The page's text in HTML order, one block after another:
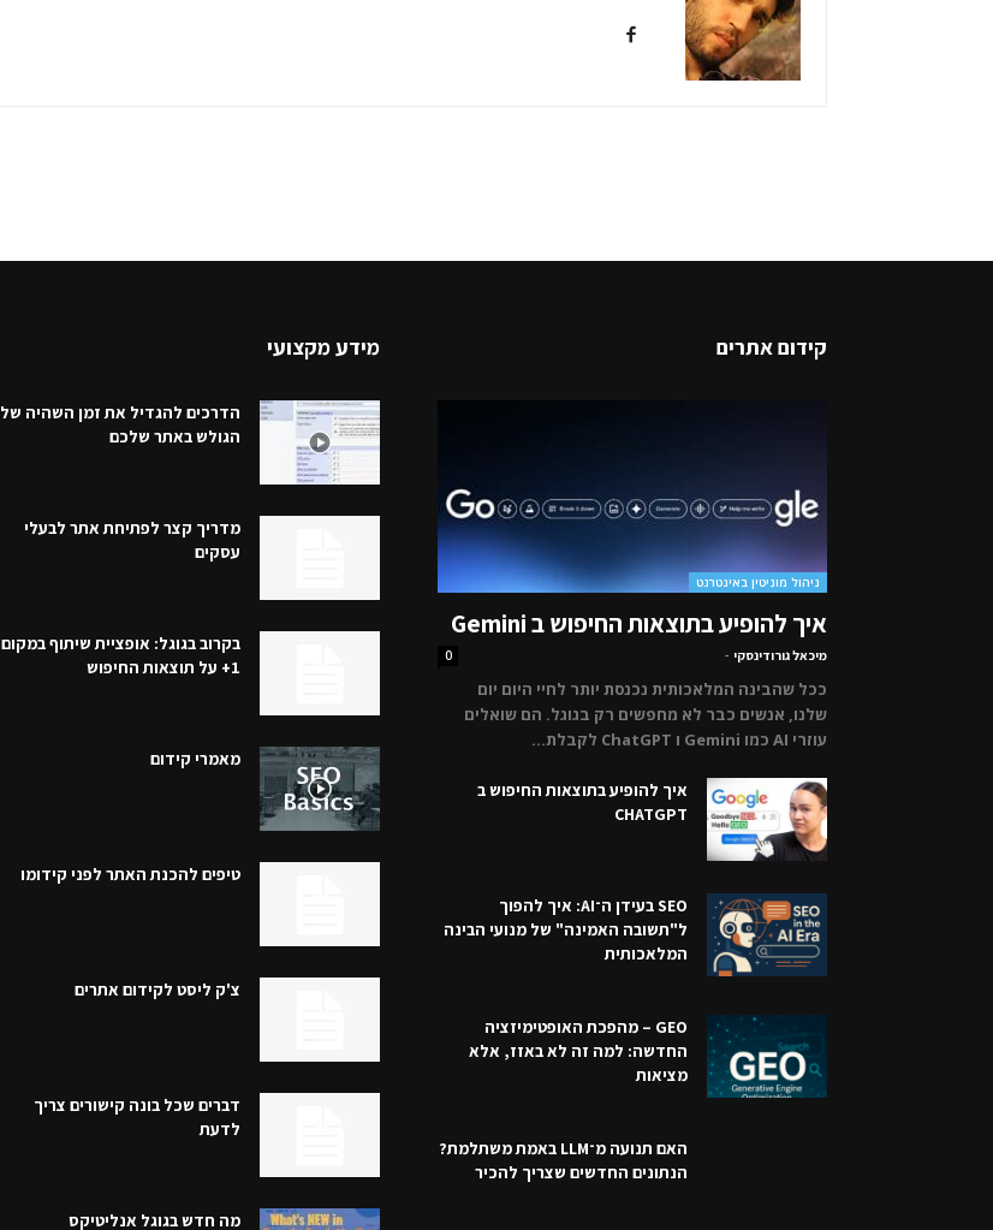
קידום אתרים
ניהול מוניטין באינטרנט
איך להופיע בתוצאות החיפוש ב Gemini
מיכאל גורודינסקי -
0
ככל שהבינה המלאכותית נכנסת יותר לחיי היום יום
שלנו, אנשים כבר לא מחפשים רק בגוגל. הם שואלים
עוזרי AI כמו Gemini ו ChatGPT לקבלת...
איך להופיע בתוצאות החיפוש ב
CHATGPT
SEO בעידן ה־AI: איך להפוך
ל"תשובה האמינה" של מנועי הבינה
המלאכותית
GEO – מהפכת האופטימיזציה
החדשה: למה זה לא באזז, אלא
מציאות
האם תנועה מ־LLM באמת משתלמת?
הנתונים החדשים שצריך להכיר
מידע מקצועי
הדרכים להגדיל את זמן השהיה של
הגולש באתר שלכם
מדריך קצר לפתיחת אתר לבעלי
עסקים
בקרוב בגוגל: אופציית שיתוף במקום
1+ על תוצאות החיפוש
מאמרי קידום
טיפים להכנת האתר לפני קידומו
צ'ק ליסט לקידום אתרים
דברים שכל בונה קישורים צריך
לדעת
מה חדש בגוגל אנליטיקס